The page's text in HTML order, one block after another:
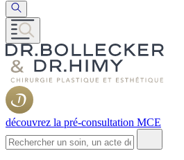
découvrez la pré-consultation MCE